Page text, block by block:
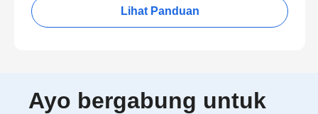
Lihat Panduan
Ayo bergabung untuk